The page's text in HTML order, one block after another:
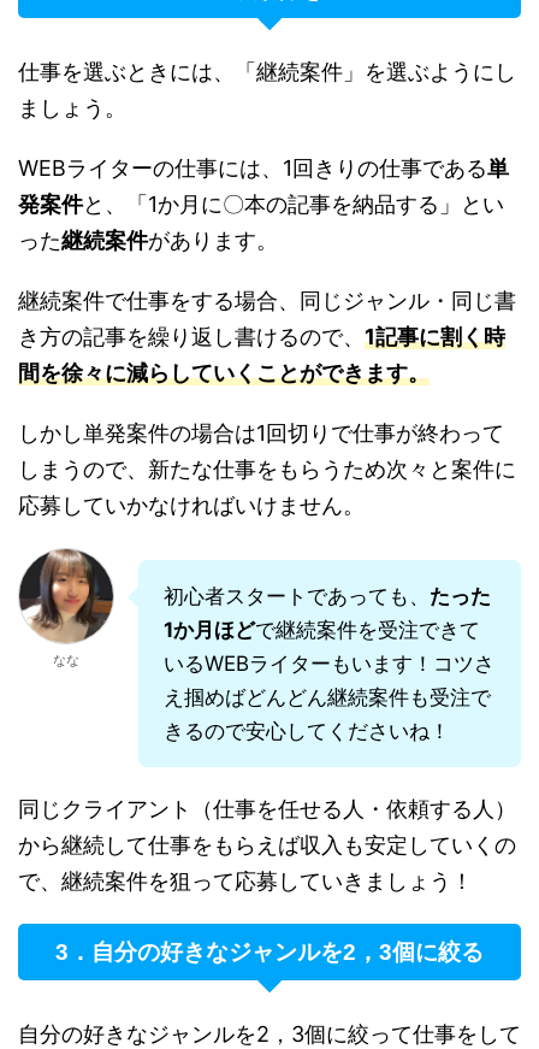
仕事を選ぶときには、「継続案件」を選ぶようにし
ましょう。
WEBライターの仕事には、1回きりの仕事である単
発案件と、「1か月に〇本の記事を納品する」とい
った継続案件があります。
継続案件で仕事をする場合、同じジャンル・同じ書
き方の記事を繰り返し書けるので、 1記事に割く時
間を徐々に減らしていくことができます。
しかし単発案件の場合は1回切りで仕事が終わって
しまうので、新たな仕事をもらうため次々と案件に
応募していかなければいけません。
なな
初心者スタートであっても、 たった
1か月ほどで継続案件を受注できて
いるWEBライターもいます！コツさ
え掴めばどんどん継続案件も受注で
きるので安心してくださいね！
同じクライアント（仕事を任せる人・依頼する人）
から継続して仕事をもらえば収入も安定していくの
で、継続案件を狙って応募していきましょう！
3．自分の好きなジャンルを2，3個に絞る
自分の好きなジャンルを2，3個に絞って仕事をして